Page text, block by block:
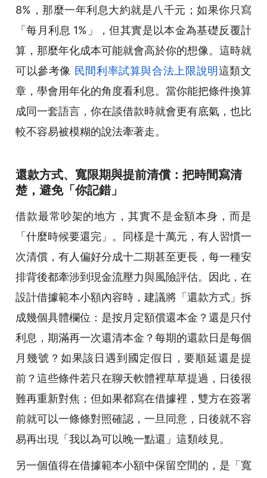
8%，那麼一年利息大約就是八千元；如果你只寫
「每月利息 1%」，但其實是以本金為基礎反覆計
算，那麼年化成本可能就會高於你的想像。這時就
可以參考像 民間利率試算與合法上限說明這類文
章，學會用年化的角度看利息。當你能把條件換算
成同一套語言，你在談借款時就會更有底氣，也比
較不容易被模糊的說法牽著走。
還款方式、寬限期與提前清償：把時間寫清
楚，避免「你記錯」
借款最常吵架的地方，其實不是金額本身，而是
「什麼時候要還完」。同樣是十萬元，有人習慣一
次清償，有人偏好分成十二期甚至更長，每一種安
排背後都牽涉到現金流壓力與風險評估。因此，在
設計借據範本小額內容時，建議將「還款方式」拆
成幾個具體欄位：是按月定額償還本金？還是只付
利息，期滿再一次還清本金？每期的還款日是每個
月幾號？如果該日遇到國定假日，要順延還是提
前？這些條件若只在聊天軟體裡草草提過，日後很
難再重新對焦；但如果都寫在借據裡，雙方在簽署
前就可以一條條對照確認，一旦同意，日後就不容
易再出現「我以為可以晚一點還」這類歧見。
另一個值得在借據範本小額中保留空間的，是「寬